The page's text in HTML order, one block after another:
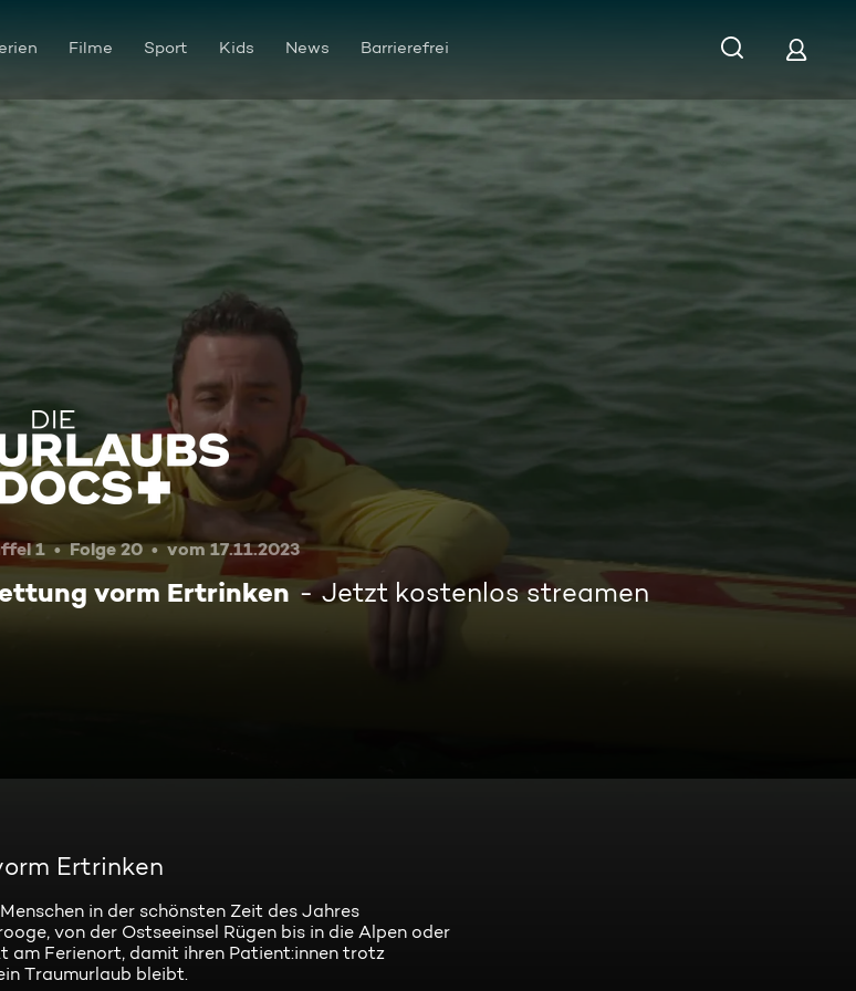
Filme Sport Kids News Barrierefrei
Rügen: Übungstraining für die Rettung vorm Ertrinken
1 Folge 20 vom 17.11.2023
vorm Ertrinken Jetzt kostenlos streamen
Ertrinken
in der schönsten Zeit des Jahres
von der Ostseeinsel Rügen bis in die Alpen oder
am Ferienort, damit ihren Patient:innen trotz
Traumurlaub bleibt.